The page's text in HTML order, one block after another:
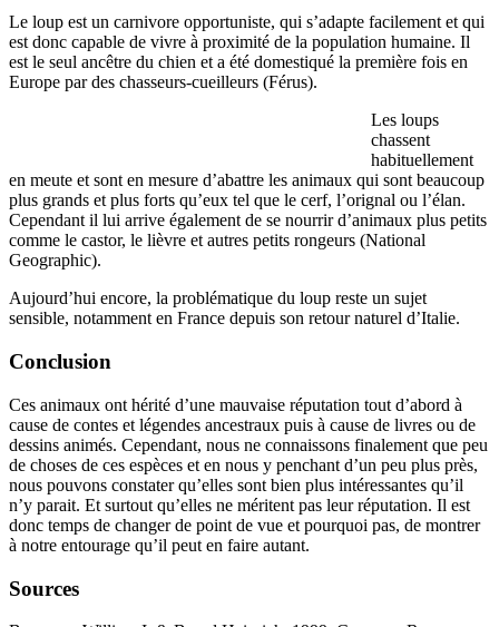
Le loup est un carnivore opportuniste, qui s’adapte facilement et qui
est donc capable de vivre à proximité de la population humaine. Il
est le seul ancêtre du chien et a été domestiqué la première fois en
Europe par des chasseurs-cueilleurs (Férus).
Les loups
chassent
habituellement
en meute et sont en mesure d’abattre les animaux qui sont beaucoup
plus grands et plus forts qu’eux tel que le cerf, l’orignal ou l’élan.
Cependant il lui arrive également de se nourrir d’animaux plus petits
comme le castor, le lièvre et autres petits rongeurs (National
Geographic).
Aujourd’hui encore, la problématique du loup reste un sujet
sensible, notamment en France depuis son retour naturel d’Italie.
Conclusion
Ces animaux ont hérité d’une mauvaise réputation tout d’abord à
cause de contes et légendes ancestraux puis à cause de livres ou de
dessins animés. Cependant, nous ne connaissons finalement que peu
de choses de ces espèces et en nous y penchant d’un peu plus près,
nous pouvons constater qu’elles sont bien plus intéressantes qu’il
n’y parait. Et surtout qu’elles ne méritent pas leur réputation. Il est
donc temps de changer de point de vue et pourquoi pas, de montrer
à notre entourage qu’il peut en faire autant.
Sources